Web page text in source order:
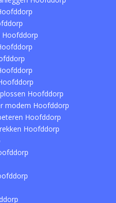
Hoofddorp
Hoofddorp
modem Hoofddorp
Hoofddorp
Hoofddorp